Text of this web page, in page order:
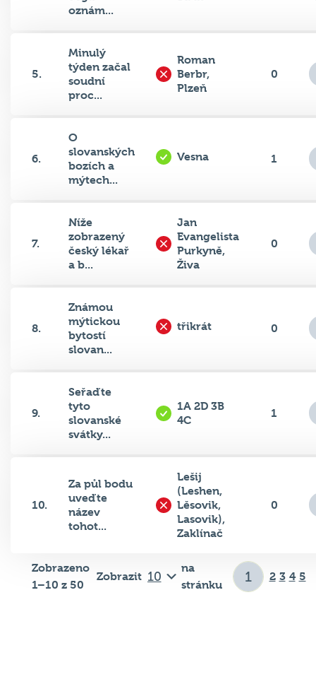
oznám...
5.
Minulý
týden začal
soudní
proc...
Roman
Berbr,
Plzeň
0
6.
O
slovanských
bozích a
mýtech...
Vesna 1
7.
Níže
zobrazený
český lékař
a b...
Jan
Evangelista
Purkyně,
Živa
0
8.
Známou
mýtickou
bytostí
slovan...
třikrát 0
9.
Seřaďte
tyto
slovanské
svátky...
1A 2D 3B
4C
1
10.
Za půl bodu
uveďte
název
tohot...
Lešij
(Leshen,
Lěsovik,
Lasovik),
Zaklínač
0
Zobrazeno
1–10 z 50
Zobrazit
na
stránku
2 3 4 5